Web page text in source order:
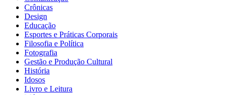
Crônicas
Design
Educação
Esportes e Práticas Corporais
Filosofia e Política
Fotografia
Gestão e Produção Cultural
História
Idosos
Livro e Leitura